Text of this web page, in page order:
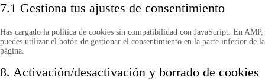
7.1 Gestiona tus ajustes de consentimiento
Has cargado la política de cookies sin compatibilidad con JavaScript. En AMP,
puedes utilizar el botón de gestionar el consentimiento en la parte inferior de la
página.
8. Activación/desactivación y borrado de cookies